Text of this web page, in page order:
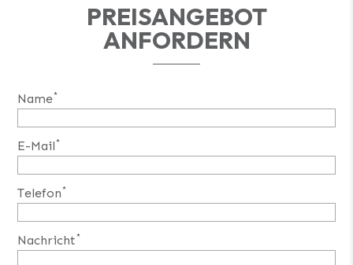
PREISANGEBOT
ANFORDERN
Name*
E-Mail*
Telefon*
Nachricht*